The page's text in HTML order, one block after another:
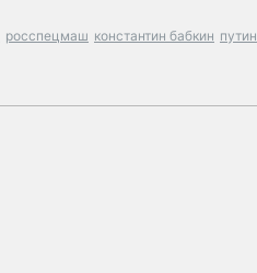
росспецмаш константин бабкин путин